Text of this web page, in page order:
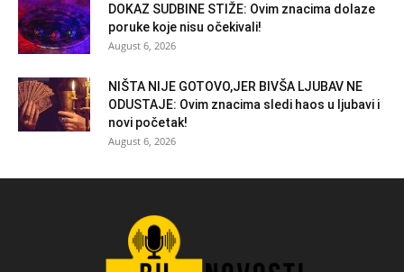
DOKAZ SUDBINE STIŽE: Ovim znacima dolaze
poruke koje nisu očekivali!
August 6, 2026
NIŠTA NIJE GOTOVO,JER BIVŠA LJUBAV NE
ODUSTAJE: Ovim znacima sledi haos u ljubavi i
novi početak!
August 6, 2026